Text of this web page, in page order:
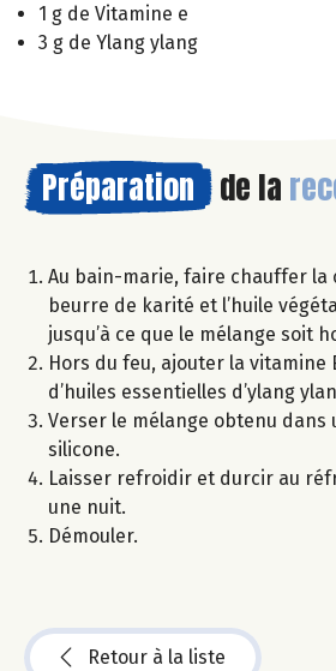
1 g de Vitamine e
3 g de Ylang ylang
Préparation de la
Au bain-marie, faire chauffer la
beurre de karité et l’huile
jusqu’à ce que le mélange soit
Hors du feu, ajouter la vitamine
d’huiles essentielles d’ylang
Verser le mélange obtenu dans
silicone.
Laisser refroidir et durcir au
une nuit.
Démouler.
Retour à la liste